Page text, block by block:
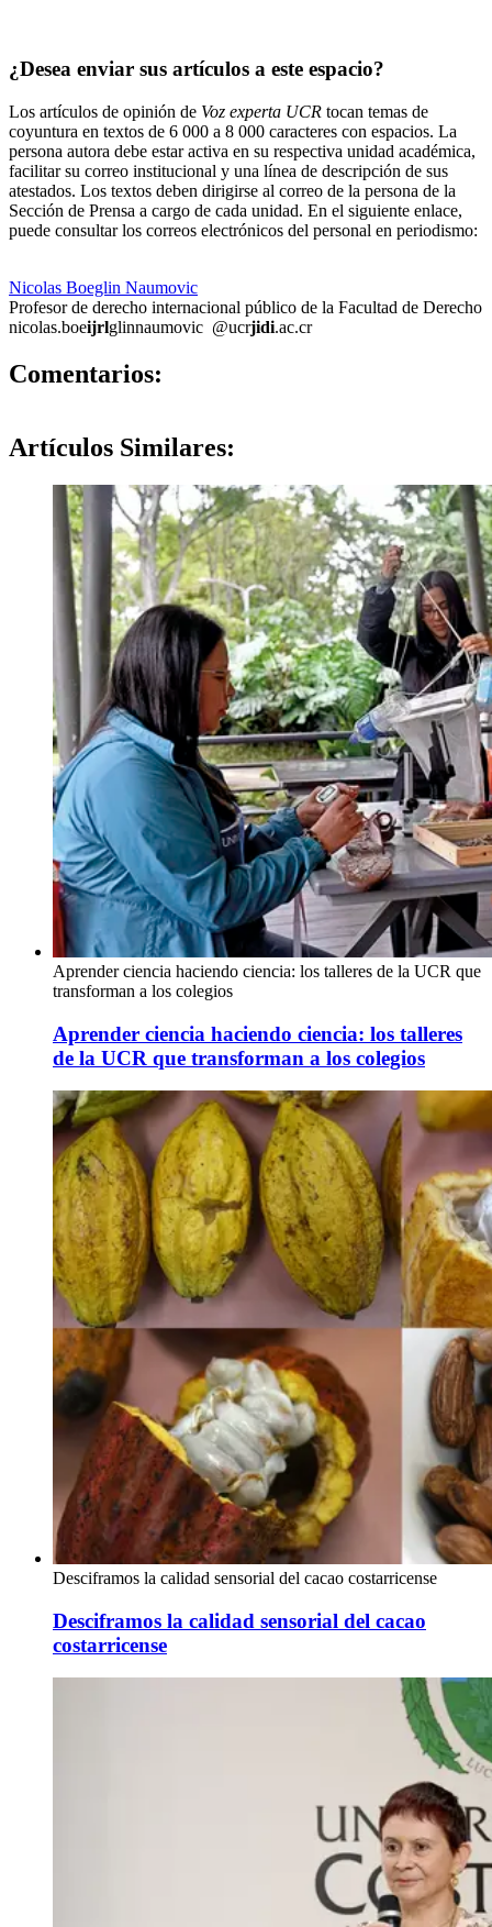
¿Desea enviar sus artículos a este espacio?
Los artículos de opinión de Voz experta UCR tocan temas de
coyuntura en textos de 6 000 a 8 000 caracteres con espacios. La
persona autora debe estar activa en su respectiva unidad académica,
facilitar su correo institucional y una línea de descripción de sus
atestados. Los textos deben dirigirse al correo de la persona de la
Sección de Prensa a cargo de cada unidad. En el siguiente enlace,
puede consultar los correos electrónicos del personal en periodismo:
Nicolas Boeglin Naumovic
Profesor de derecho internacional público de la Facultad de Derecho
nicolas.boeijrlglinnaumovic @ucrjidi.ac.cr
Comentarios:
Artículos Similares:
Aprender ciencia haciendo ciencia: los talleres de la UCR que
transforman a los colegios
Aprender ciencia haciendo ciencia: los talleres
de la UCR que transforman a los colegios
Desciframos la calidad sensorial del cacao costarricense
Desciframos la calidad sensorial del cacao
costarricense